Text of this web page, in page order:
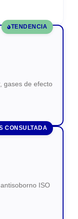
TENDENCIA
gases de efecto
CONSULTADA
ISO